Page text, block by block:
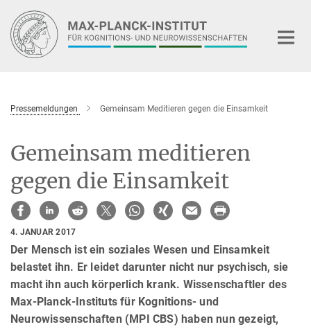
Hauptinhalt
Pressemeldungen Gemeinsam Meditieren gegen die Einsamkeit
Gemeinsam meditieren
gegen die Einsamkeit
4. JANUAR 2017
Der Mensch ist ein soziales Wesen und Einsamkeit
belastet ihn. Er leidet darunter nicht nur psychisch, sie
macht ihn auch körperlich krank. Wissenschaftler des
Max-Planck-Instituts für Kognitions- und
Neurowissenschaften (MPI CBS) haben nun gezeigt,